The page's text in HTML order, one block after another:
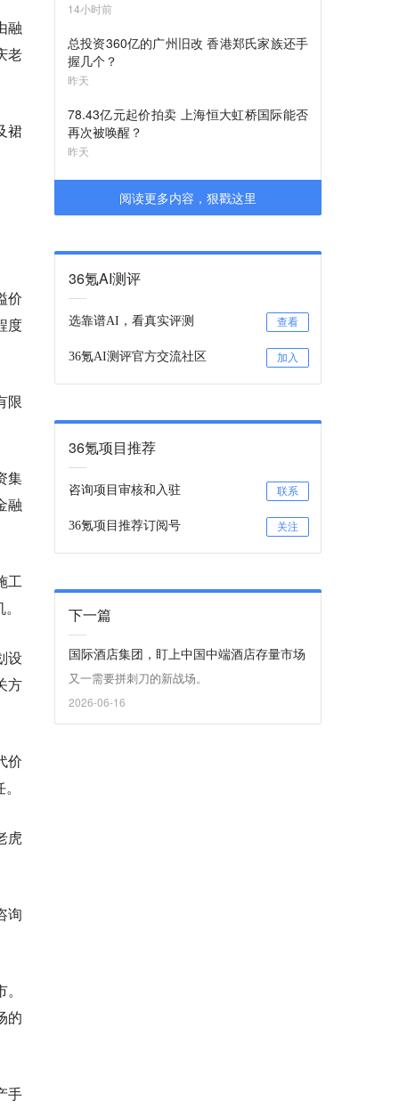
融
老
裙
价
度
限
集
融
工
设
方
价
虎
询
的
手
14小时前
总投资360亿的广州旧改 香港郑氏家族还手
握几个？
昨天
78.43亿元起价拍卖 上海恒大虹桥国际能否
再次被唤醒？
昨天
阅读更多内容，狠戳这里
36氪AI测评
选靠谱AI，看真实评测 查看
36氪AI测评官方交流社区 加入
36氪项目推荐
咨询项目审核和入驻 联系
36氪项目推荐订阅号 关注
下一篇
国际酒店集团，盯上中国中端酒店存量市场
又一需要拼刺刀的新战场。
2026-06-16